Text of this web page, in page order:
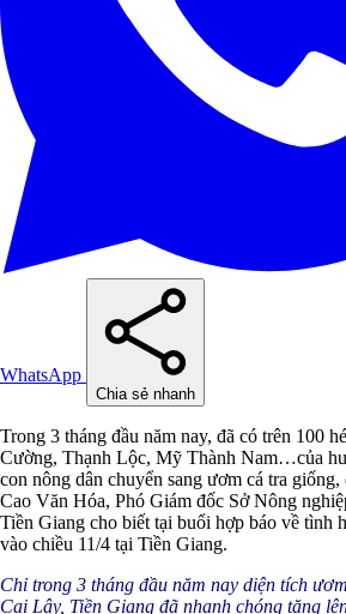
WhatsApp
Chia sẻ nhanh
Trong 3 tháng đầu năm nay, đã có trên 100
Cường, Thạnh Lộc, Mỹ Thành Nam…của
con nông dân chuyển sang ươm cá tra
Cao Văn Hóa, Phó Giám đốc Sở Nông
Tiền Giang cho biết tại buổi hợp báo về tình
vào chiều 11/4 tại Tiền Giang.
Chỉ trong 3 tháng đầu năm nay diện tích
Cai Lậy, Tiền Giang đã nhanh chóng tăng